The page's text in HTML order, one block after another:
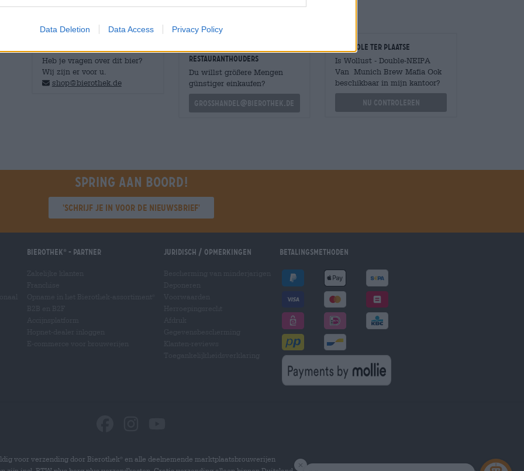
Data Deletion Data Access Privacy Policy
Heb je vragen over dit bier?
Wij zijn er voor u.
shop@bierothek.de
restauranthouders
Du willst größere Mengen
günstiger einkaufen?
grosshandel@bierothek.de
Controle ter plaatse
Is Wollust - Double-NEIPA
Van Munich Brew Mafia Ook
beschikbaar in mijn kantoor?
Nu controleren
Spring aan boord!
'Schrijf je in voor de nieuwsbrief'
Bierothek - Partner Juridisch / Opmerkingen Betalingsmethoden
voor verzending door Bierothek
en alle deelnemende marktplaatsbrouwerijen